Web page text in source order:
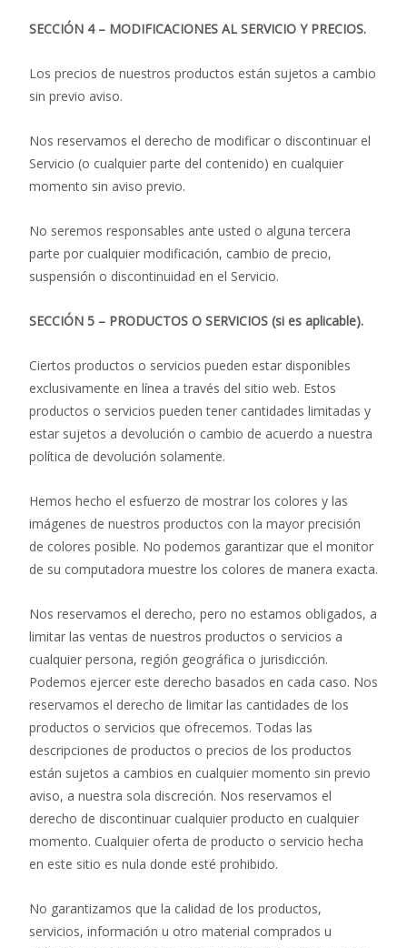
SECCIÓN 4 – MODIFICACIONES AL SERVICIO Y PRECIOS.
Los precios de nuestros productos están sujetos a cambio
sin previo aviso.
Nos reservamos el derecho de modificar o discontinuar el
Servicio (o cualquier parte del contenido) en cualquier
momento sin aviso previo.
No seremos responsables ante usted o alguna tercera
parte por cualquier modificación, cambio de precio,
suspensión o discontinuidad en el Servicio.
SECCIÓN 5 – PRODUCTOS O SERVICIOS (si es aplicable).
Ciertos productos o servicios pueden estar disponibles
exclusivamente en línea a través del sitio web. Estos
productos o servicios pueden tener cantidades limitadas y
estar sujetos a devolución o cambio de acuerdo a nuestra
política de devolución solamente.
Hemos hecho el esfuerzo de mostrar los colores y las
imágenes de nuestros productos con la mayor precisión
de colores posible. No podemos garantizar que el monitor
de su computadora muestre los colores de manera exacta.
Nos reservamos el derecho, pero no estamos obligados, a
limitar las ventas de nuestros productos o servicios a
cualquier persona, región geográfica o jurisdicción.
Podemos ejercer este derecho basados en cada caso. Nos
reservamos el derecho de limitar las cantidades de los
productos o servicios que ofrecemos. Todas las
descripciones de productos o precios de los productos
están sujetos a cambios en cualquier momento sin previo
aviso, a nuestra sola discreción. Nos reservamos el
derecho de discontinuar cualquier producto en cualquier
momento. Cualquier oferta de producto o servicio hecha
en este sitio es nula donde esté prohibido.
No garantizamos que la calidad de los productos,
servicios, información u otro material comprados u